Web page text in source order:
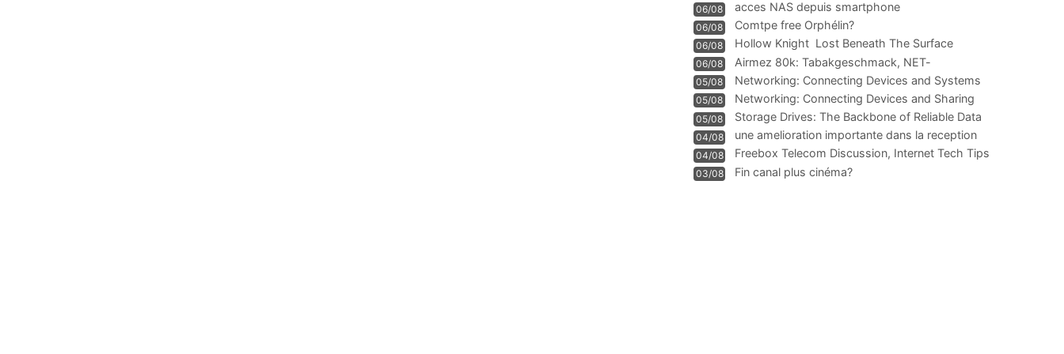
06/08 acces NAS depuis smartphone
06/08 Comtpe free Orphélin?
06/08 Hollow Knight  Lost Beneath The Surface
06/08
Airmez 80k: Tabakgeschmack, NET-
Technologie und Leistung im
05/08 Networking: Connecting Devices and Systems
05/08
Networking: Connecting Devices and Sharing
Information
05/08
Storage Drives: The Backbone of Reliable Data
Management
04/08
une amelioration importante dans la reception
WIFI
04/08
Freebox Telecom Discussion, Internet Tech Tips
Communi
03/08 Fin canal plus cinéma?